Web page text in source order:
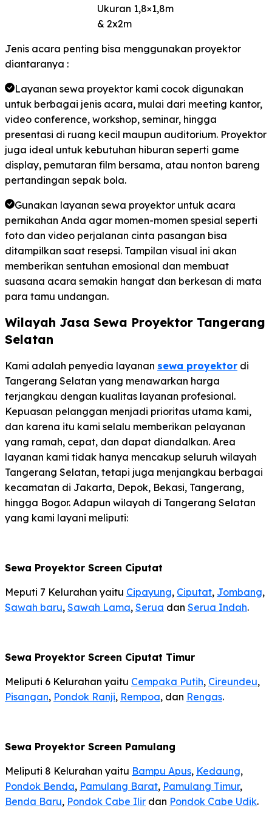
Ukuran 1,8×1,8m
& 2x2m
Jenis acara penting bisa menggunakan proyektor
diantaranya :
Layanan sewa proyektor kami cocok digunakan
untuk berbagai jenis acara, mulai dari meeting kantor,
video conference, workshop, seminar, hingga
presentasi di ruang kecil maupun auditorium. Proyektor
juga ideal untuk kebutuhan hiburan seperti game
display, pemutaran film bersama, atau nonton bareng
pertandingan sepak bola.
Gunakan layanan sewa proyektor untuk acara
pernikahan Anda agar momen-momen spesial seperti
foto dan video perjalanan cinta pasangan bisa
ditampilkan saat resepsi. Tampilan visual ini akan
memberikan sentuhan emosional dan membuat
suasana acara semakin hangat dan berkesan di mata
para tamu undangan.
Wilayah Jasa Sewa Proyektor Tangerang
Selatan
Kami adalah penyedia layanan sewa proyektor di
Tangerang Selatan yang menawarkan harga
terjangkau dengan kualitas layanan profesional.
Kepuasan pelanggan menjadi prioritas utama kami,
dan karena itu kami selalu memberikan pelayanan
yang ramah, cepat, dan dapat diandalkan. Area
layanan kami tidak hanya mencakup seluruh wilayah
Tangerang Selatan, tetapi juga menjangkau berbagai
kecamatan di Jakarta, Depok, Bekasi, Tangerang,
hingga Bogor. Adapun wilayah di Tangerang Selatan
yang kami layani meliputi:
Sewa Proyektor Screen Ciputat
Meputi 7 Kelurahan yaitu Cipayung, Ciputat, Jombang,
Sawah baru, Sawah Lama, Serua dan Serua Indah.
Sewa Proyektor Screen Ciputat Timur
Meliputi 6 Kelurahan yaitu Cempaka Putih, Cireundeu,
Pisangan, Pondok Ranji, Rempoa, dan Rengas.
Sewa Proyektor Screen Pamulang
Meliputi 8 Kelurahan yaitu Bampu Apus, Kedaung,
Pondok Benda, Pamulang Barat, Pamulang Timur,
Benda Baru, Pondok Cabe Ilir dan Pondok Cabe Udik.